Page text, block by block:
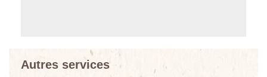
Autres services